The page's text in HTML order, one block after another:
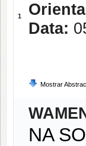
1
Data:
Mostrar
NA